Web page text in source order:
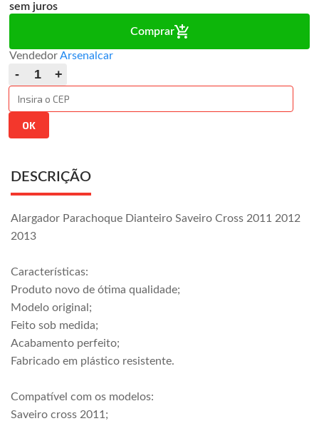
sem juros
Comprar
VendedorArsenalcar
DESCRIÇÃO
Alargador Parachoque Dianteiro Saveiro Cross 2011 2012
2013
Características:
Produto novo de ótima qualidade;
Modelo original;
Feito sob medida;
Acabamento perfeito;
Fabricado em plástico resistente.
Compatível com os modelos:
Saveiro cross 2011;